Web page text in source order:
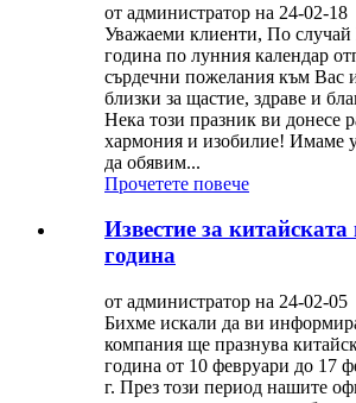
от администратор на 24-02-18
Уважаеми клиенти, По случай
година по лунния календар
сърдечни пожелания към Вас
близки за щастие, здраве и
Нека този празник ви донесе
хармония и изобилие! Имаме
да обявим...
Прочетете повече
Известие за китайската
година
от администратор на 24-02-05
Бихме искали да ви
компания ще празнува
година от 10 февруари до 17
г. През този период нашите